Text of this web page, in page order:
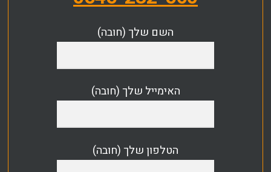
השם שלך (חובה)
האימייל שלך (חובה)
הטלפון שלך (חובה)